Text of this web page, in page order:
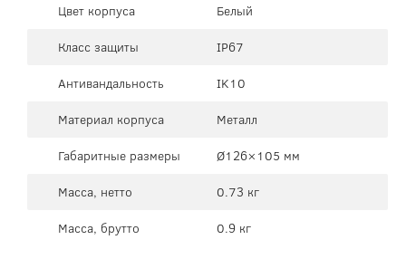
Цвет корпуса
Белый
Класс защиты
IP67
Антивандальность
IK10
Материал корпуса
Металл
Габаритные размеры
Ø126×105 мм
Масса, нетто
0.73 кг
Масса, брутто
0.9 кг